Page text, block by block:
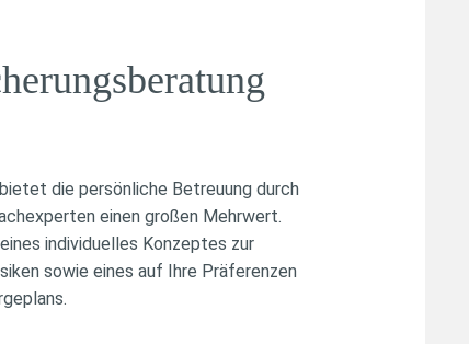
die persönliche Betreuung durch
einen großen Mehrwert.
individuelles Konzeptes zur
sowie eines auf Ihre Präferenzen